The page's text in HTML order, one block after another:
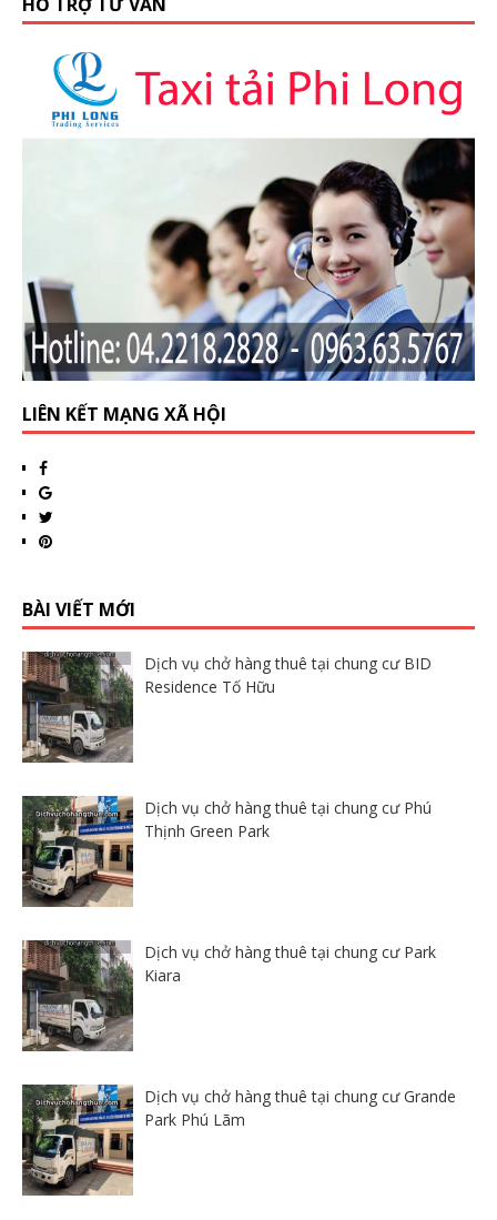
LIÊN KẾT MẠNG XÃ HỘI
BÀI VIẾT MỚI
Dịch vụ chở hàng thuê tại chung cư BID
Residence Tố Hữu
Dịch vụ chở hàng thuê tại chung cư Phú
Thịnh Green Park
Dịch vụ chở hàng thuê tại chung cư Park
Kiara
Dịch vụ chở hàng thuê tại chung cư Grande
Park Phú Lãm